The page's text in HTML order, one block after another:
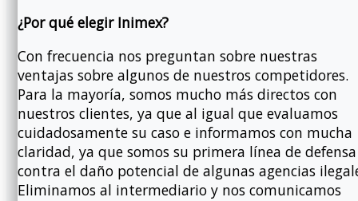
¿Por qué elegir Inimex?
Con frecuencia nos preguntan sobre nuestras
ventajas sobre algunos de nuestros competidores.
Para la mayoría, somos mucho más directos con
nuestros clientes, ya que al igual que evaluamos
cuidadosamente su caso e informamos con mucha
claridad, ya que somos su primera línea de defensa
contra el daño potencial de algunas agencias
Eliminamos al intermediario y nos comunicamos